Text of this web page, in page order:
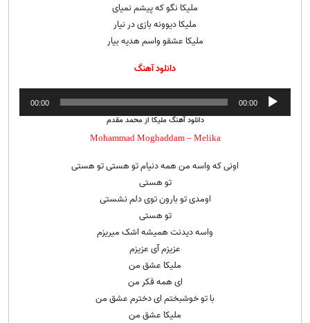
ملیکا نگو که پیشم نمیای
ملیکا دیوونه بازی در نیار
ملیکا عشقو واسم هدیه بیار
دانلود آهنگ
پخش‌کننده
صوت
00:00
00:00
دانلود آهنگ ملیکا از محمد مقدم
Mohammad Moghaddam – Melika
اونی که واسه من همه دنیام تو هستی تو هستی
تو هستی
اومدی تو بارون توی دلم نشستی
تو هستی
واسه دیدنت همیشه اشک میریزم
عزیزم آی عزیزم
ملیکا عشق من
ای همه فکر من
با تو خوشبختم ای دخترم عشق من
ملیکا عشق من